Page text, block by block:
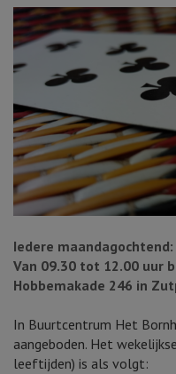
Iedere
Van 09.30 tot 12.00 uur
Hobbemakade 246 in
In Buurtcentrum Het
aangeboden. Het
leeftijden) is als volgt: